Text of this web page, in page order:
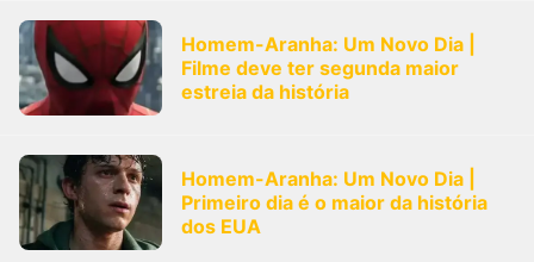
Homem-Aranha: Um Novo Dia |
Filme deve ter segunda maior
estreia da história
Homem-Aranha: Um Novo Dia |
Primeiro dia é o maior da história
dos EUA